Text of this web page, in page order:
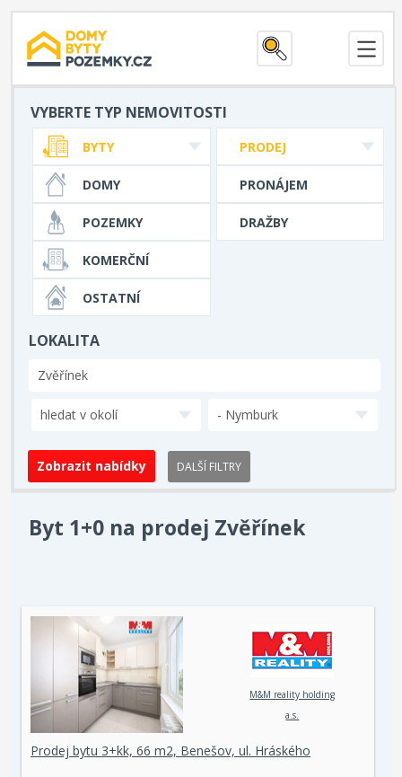
VYBERTE TYP NEMOVITOSTI
PRODEJ
PRONÁJEM
DRAŽBY
BYTY
DOMY
POZEMKY
KOMERČNÍ
OSTATNÍ
LOKALITA
hledat v okolí - Nymburk
DALŠÍ FILTRY
Byt 1+0 na prodej Zvěřínek
M&M reality holding
a.s.
Prodej bytu 3+kk, 66 m2, Benešov, ul. Hráského